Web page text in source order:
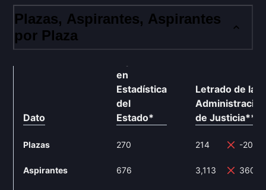
Plazas, Aspirantes, Aspirantes
por Plaza
Dato
en
Estadística
del
Estado*
Plazas 270
Aspirantes 676
Letrado de la
Administración
de Justicia**
214 -
3,113